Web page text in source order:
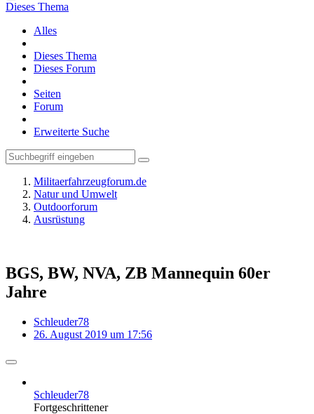
Dieses Thema
Alles
Dieses Thema
Dieses Forum
Seiten
Forum
Erweiterte Suche
Militaerfahrzeugforum.de
Natur und Umwelt
Outdoorforum
Ausrüstung
BGS, BW, NVA, ZB Mannequin 60er
Jahre
Schleuder78
26. August 2019 um 17:56
Schleuder78
Fortgeschrittener